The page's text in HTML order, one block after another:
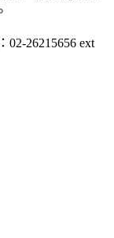
02-26215656 ext